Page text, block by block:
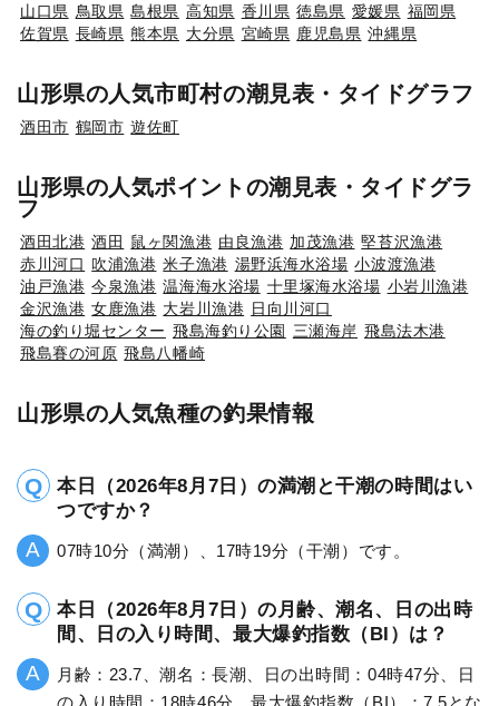
山口県 鳥取県 島根県 高知県 香川県 徳島県 愛媛県 福岡県
佐賀県 長崎県 熊本県 大分県 宮崎県 鹿児島県 沖縄県
山形県の人気市町村の潮見表・タイドグラフ
酒田市 鶴岡市 遊佐町
山形県の人気ポイントの潮見表・タイドグラ
フ
酒田北港 酒田 鼠ヶ関漁港 由良漁港 加茂漁港 堅苔沢漁港
赤川河口 吹浦漁港 米子漁港 湯野浜海水浴場 小波渡漁港
油戸漁港 今泉漁港 温海海水浴場 十里塚海水浴場 小岩川漁港
金沢漁港 女鹿漁港 大岩川漁港 日向川河口
海の釣り堀センター 飛島海釣り公園 三瀬海岸 飛島法木港
飛島賽の河原 飛島八幡崎
山形県の人気魚種の釣果情報
本日（2026年8月7日）の満潮と干潮の時間はい
つですか？
07時10分（満潮）、17時19分（干潮）です。
本日（2026年8月7日）の月齢、潮名、日の出時
間、日の入り時間、最大爆釣指数（BI）は？
月齢：23.7、潮名：長潮、日の出時間：04時47分、日
の入り時間：18時46分、最大爆釣指数（BI）：7.5とな